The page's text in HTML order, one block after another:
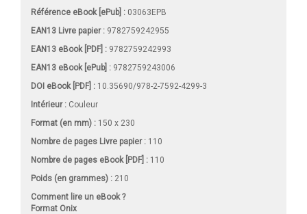
Référence eBook [ePub] : 03063EPB
EAN13 Livre papier : 9782759242955
EAN13 eBook [PDF] : 9782759242993
EAN13 eBook [ePub] : 9782759243006
DOI eBook [PDF] : 10.35690/978-2-7592-4299-3
Intérieur : Couleur
Format (en mm) : 150 x 230
Nombre de pages Livre papier: 110
Nombre de pages eBook [PDF] : 110
Poids (en grammes) : 210
Comment lire un eBook ?
Format Onix